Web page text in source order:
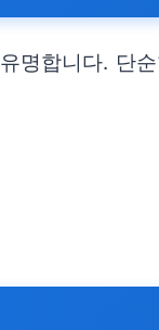
명합니다. 단